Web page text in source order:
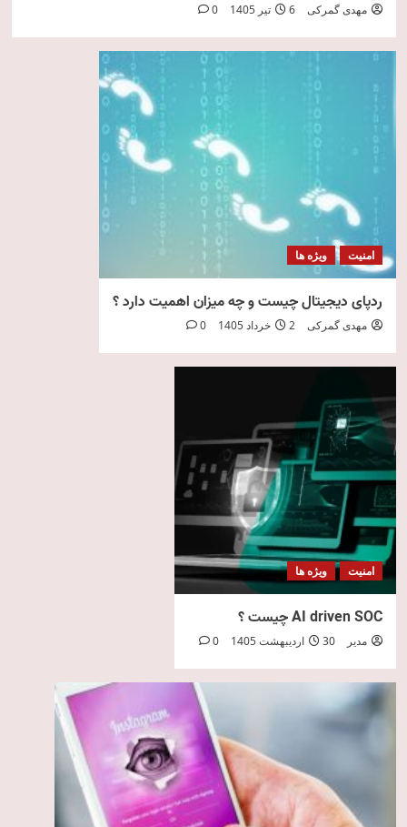
مهدی گمرکی 6 تیر 1405 0
امنیت ویژه ها
ردپای دیجیتال چیست و چه میزان اهمیت دارد ؟
مهدی گمرکی 2 خرداد 1405 0
امنیت ویژه ها
AI driven SOC چیست ؟
مدیر 30 اردیبهشت 1405 0